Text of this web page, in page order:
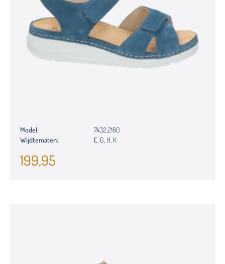
Model:
7432.2160
Wijdtematen:
E, G, H, K
199,95